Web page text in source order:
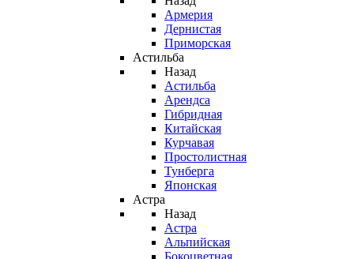
Армерия
Дернистая
Приморская
Астильба
Назад
Астильба
Арендса
Гибридная
Китайская
Курчавая
Простолистная
Тунберга
Японская
Астра
Назад
Астра
Альпийская
Бокоцветная